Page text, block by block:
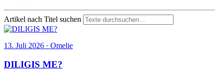
Artikel nach Titel suchen
13. Juli 2026 · Omelie
DILIGIS ME?